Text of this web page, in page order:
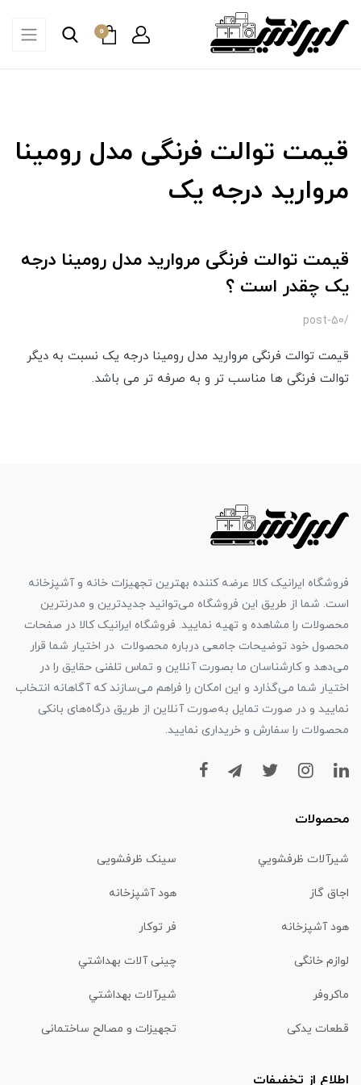
0
قیمت توالت فرنگی مدل رومینا
مروارید درجه یک
قیمت توالت فرنگی مروارید مدل رومینا درجه
یک چقدر است ؟
/post-50
قیمت توالت فرنگی مروارید مدل رومینا درجه یک نسبت به دیگر
توالت فرنگی ها مناسب تر و به صرفه تر می باشد.
فروشگاه ایرانیک کالا عرضه کننده بهترین تجهیزات خانه و آشپزخانه
است. شما از طریق این فروشگاه می‌توانید جدیدترین و مدرنترین
محصولات را مشاهده و تهیه نمایید. فروشگاه ایرانیک کالا در صفحات
محصول خود توضیحات جامعی درباره محصولات در اختیار شما قرار
می‌دهد و کارشناسان ما بصورت آنلاین و تماس تلفنی حقایق را در
اختیار شما می‌گذارد و این امکان را فراهم می‌سازند که آگاهانه انتخاب
نمایید و در صورت تمایل به‌صورت آنلاین از طریق درگاه‌های بانکی
محصولات را سفارش و خریداری نمایید.
محصولات
شیرآلات ظرفشويي سینک ظرفشویی
اجاق گاز هود آشپزخانه
هود آشپزخانه فر توکار
لوازم خانگی چینی آلات بهداشتي
ماكروفر شیرآلات بهداشتي
قطعات یدکی تجهیزات و مصالح ساختمانی
اطلاع از تخفیفات